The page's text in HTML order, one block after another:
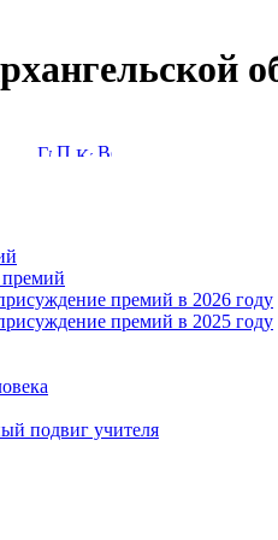
премий в 2026 году
премий в 2025 году
подвиг учителя